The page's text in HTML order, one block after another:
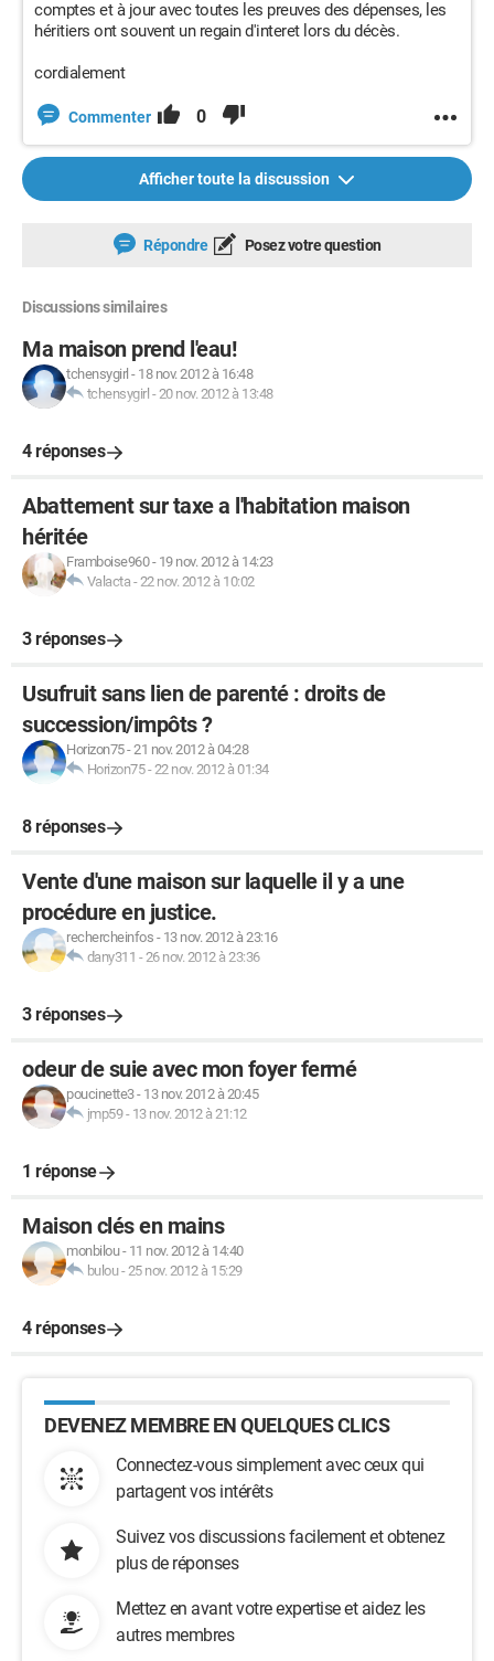
comptes et à jour avec toutes les preuves des dépenses, les
héritiers ont souvent un regain d'interet lors du décès.
cordialement
Commenter 0
Afficher toute la discussion
Répondre Posez votre question
Discussions similaires
Ma maison prend l'eau!
tchensygirl - 18 nov. 2012 à 16:48
tchensygirl -20 nov. 2012 à 13:48
4 réponses
Abattement sur taxe a l'habitation maison
héritée
Framboise960- 19 nov. 2012 à 14:23
Valacta -22 nov. 2012 à 10:02
3 réponses
Usufruit sans lien de parenté : droits de
succession/impôts ?
Horizon75-21 nov. 2012 à 04:28
Horizon75-22 nov. 2012 à 01:34
8 réponses
Vente d'une maison sur laquelle il y a une
procédure en justice.
rechercheinfos - 13 nov. 2012 à 23:16
dany311 -26 nov. 2012 à 23:36
3 réponses
odeur de suie avec mon foyer fermé
poucinette3- 13 nov. 2012 à 20:45
jmp59- 13 nov. 2012 à 21:12
1 réponse
Maison clés en mains
monbilou- 11 nov. 2012 à 14:40
bulou-25 nov. 2012 à 15:29
4 réponses
DEVENEZ MEMBRE EN QUELQUES CLICS
Connectez-vous simplement avec ceux qui
partagent vos intérêts
Suivez vos discussions facilement et obtenez
plus de réponses
Mettez en avant votre expertise et aidez les
autres membres